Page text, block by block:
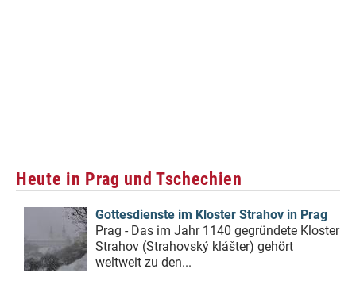
Heute in Prag und Tschechien
Gottesdienste im Kloster Strahov in Prag
Prag - Das im Jahr 1140 gegründete Kloster
Strahov (Strahovský klášter) gehört
weltweit zu den...